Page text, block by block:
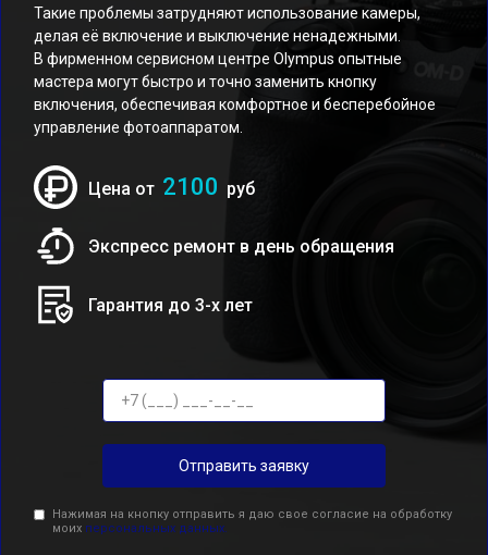
Такие проблемы затрудняют использование камеры,
делая её включение и выключение ненадежными.
В фирменном сервисном центре Olympus опытные
мастера могут быстро и точно заменить кнопку
включения, обеспечивая комфортное и бесперебойное
управление фотоаппаратом.
Цена от 2100 руб
Экспресс ремонт в день обращения
Гарантия до 3-х лет
Отправить заявку
Нажимая на кнопку отправить я даю свое согласие на обработку
моих персональных данных.